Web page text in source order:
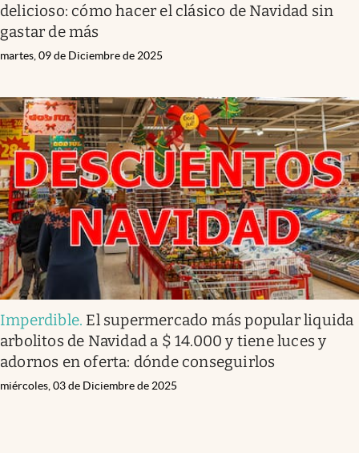
delicioso: cómo hacer el clásico de Navidad sin
gastar de más
martes, 09 de Diciembre de 2025
Imperdible. El supermercado más popular liquida
arbolitos de Navidad a $ 14.000 y tiene luces y
adornos en oferta: dónde conseguirlos
miércoles, 03 de Diciembre de 2025